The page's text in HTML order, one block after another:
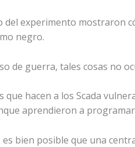
del experimento mostraron
negro.
de guerra, tales cosas no
que hacen a los Scada
aprendieron a
es bien posible que una